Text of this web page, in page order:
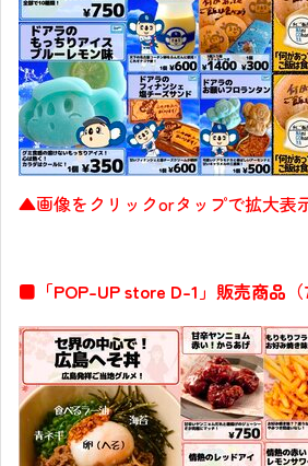
▲画像をクリックorタップで拡大表
■「POP-UP store D-1」販売商品（7